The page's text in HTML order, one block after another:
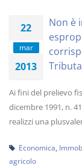
22
mar
2013
Non è
Ai fini del prelievo
dicembre 1991, n.
realizzi una
Economica
agricolo